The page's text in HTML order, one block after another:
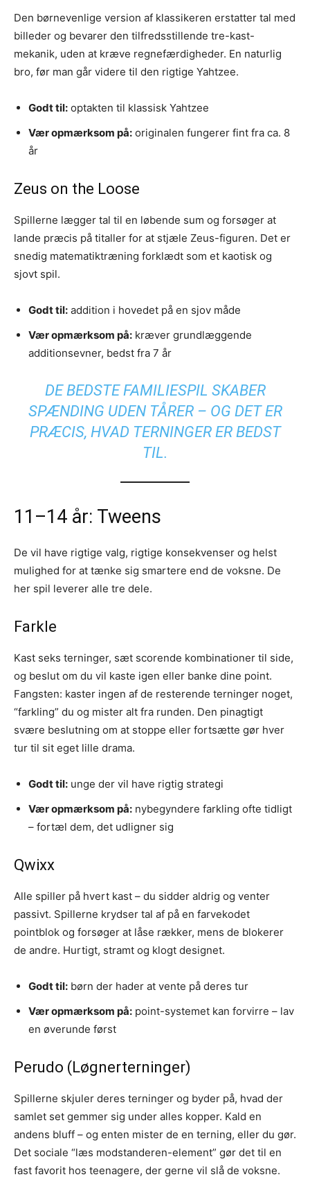
Den børnevenlige version af klassikeren erstatter tal med
billeder og bevarer den tilfredsstillende tre-kast-
mekanik, uden at kræve regnefærdigheder. En naturlig
bro, før man går videre til den rigtige Yahtzee.
Godt til: optakten til klassisk Yahtzee
Vær opmærksom på: originalen fungerer fint fra ca. 8
år
Zeus on the Loose
Spillerne lægger tal til en løbende sum og forsøger at
lande præcis på titaller for at stjæle Zeus-figuren. Det er
snedig matematiktræning forklædt som et kaotisk og
sjovt spil.
Godt til: addition i hovedet på en sjov måde
Vær opmærksom på: kræver grundlæggende
additionsevner, bedst fra 7 år
DE BEDSTE FAMILIESPIL SKABER
SPÆNDING UDEN TÅRER – OG DET ER
PRÆCIS, HVAD TERNINGER ER BEDST
TIL.
11–14 år: Tweens
De vil have rigtige valg, rigtige konsekvenser og helst
mulighed for at tænke sig smartere end de voksne. De
her spil leverer alle tre dele.
Farkle
Kast seks terninger, sæt scorende kombinationer til side,
og beslut om du vil kaste igen eller banke dine point.
Fangsten: kaster ingen af de resterende terninger noget,
“farkling” du og mister alt fra runden. Den pinagtigt
svære beslutning om at stoppe eller fortsætte gør hver
tur til sit eget lille drama.
Godt til: unge der vil have rigtig strategi
Vær opmærksom på: nybegyndere farkling ofte tidligt
– fortæl dem, det udligner sig
Qwixx
Alle spiller på hvert kast – du sidder aldrig og venter
passivt. Spillerne krydser tal af på en farvekodet
pointblok og forsøger at låse rækker, mens de blokerer
de andre. Hurtigt, stramt og klogt designet.
Godt til: børn der hader at vente på deres tur
Vær opmærksom på: point-systemet kan forvirre – lav
en øverunde først
Perudo (Løgnerterninger)
Spillerne skjuler deres terninger og byder på, hvad der
samlet set gemmer sig under alles kopper. Kald en
andens bluff – og enten mister de en terning, eller du gør.
Det sociale “læs modstanderen-element” gør det til en
fast favorit hos teenagere, der gerne vil slå de voksne.